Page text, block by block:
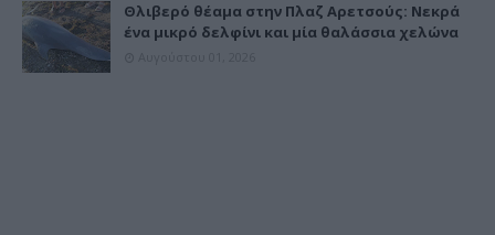
Θλιβερό θέαμα στην Πλαζ Αρετσούς: Νεκρά
ένα μικρό δελφίνι και μία θαλάσσια χελώνα